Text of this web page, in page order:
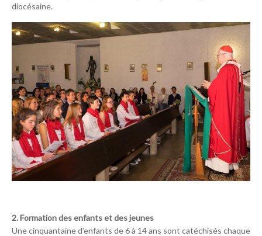
diocésaine.
2. Formation des enfants et des jeunes
Une cinquantaine d’enfants de 6 à 14 ans sont catéchisés chaque